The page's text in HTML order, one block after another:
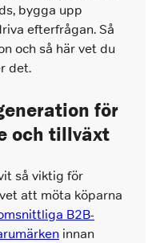
bygga upp
efterfrågan. Så
och så här vet du
det.
för
och tillväxt
så viktig för
att möta köparna
B2B-
innan